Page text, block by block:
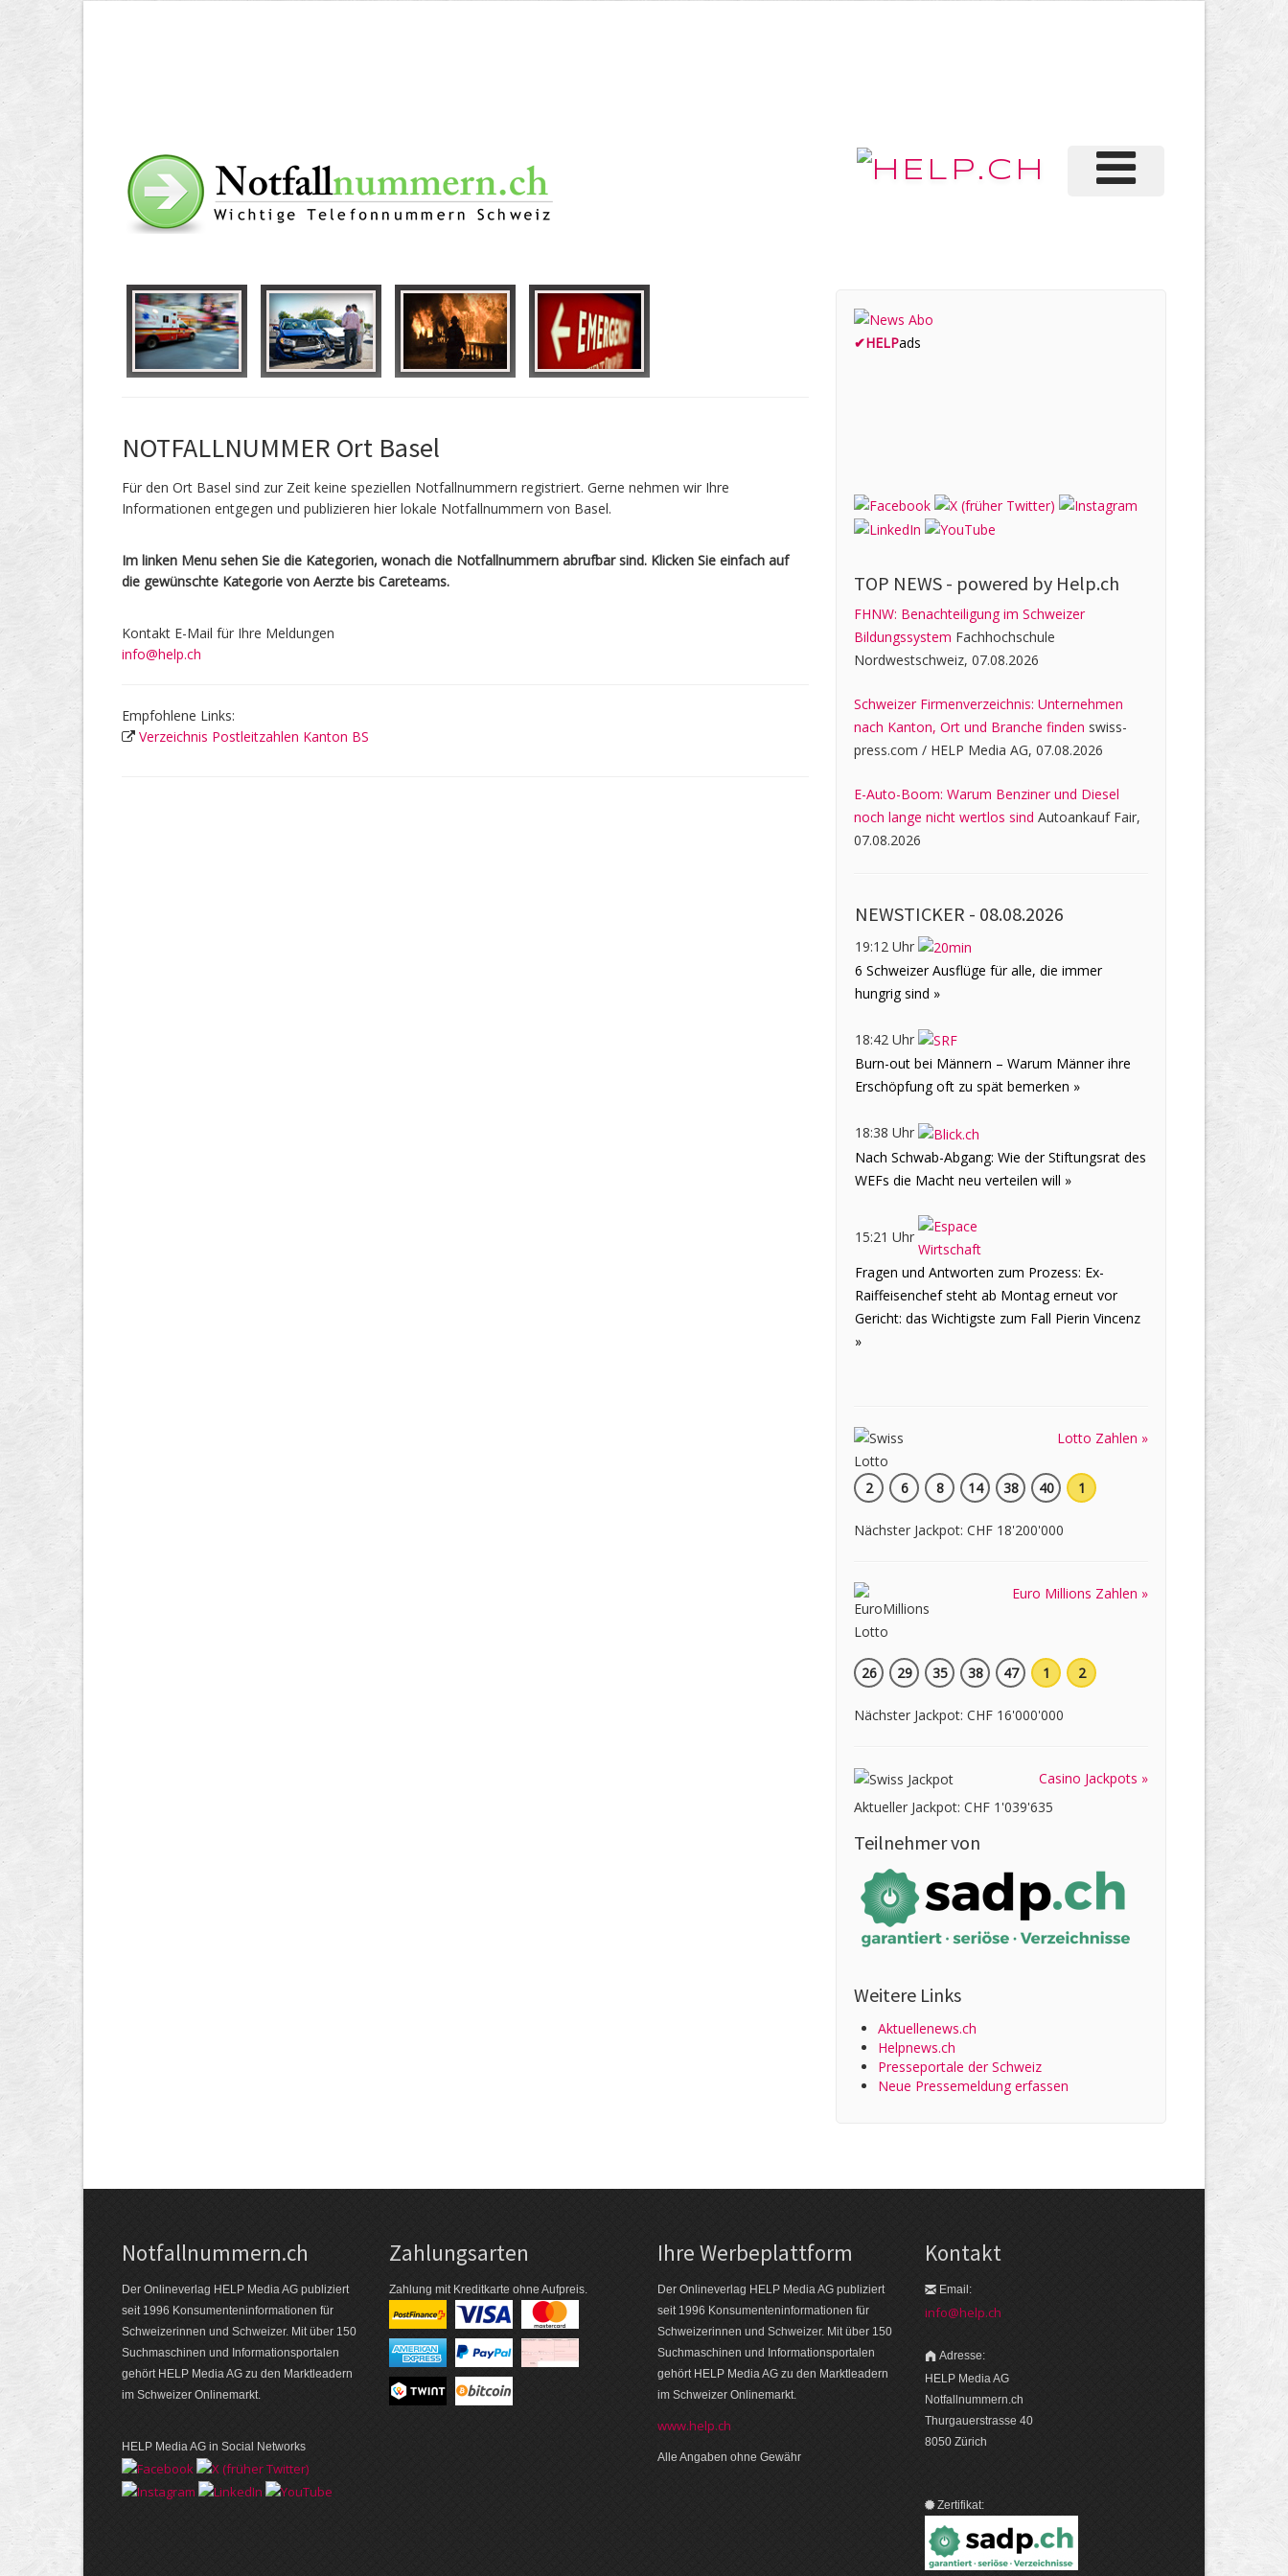
NOTFALLNUMMER Ort Basel
Für den Ort Basel sind zur Zeit keine speziellen Notfallnummern registriert. Gerne nehmen wir Ihre
Informationen entgegen und publizieren hier lokale Notfallnummern von Basel.
Im linken Menu sehen Sie die Kategorien, wonach die Notfallnummern abrufbar sind. Klicken Sie einfach auf
die gewünschte Kategorie von Aerzte bis Careteams.
Kontakt E-Mail für Ihre Meldungen
info@help.ch
Empfohlene Links:
Verzeichnis Postleitzahlen Kanton BS
✔HELPads
TOP NEWS - powered by Help.ch
FHNW: Benachteiligung im Schweizer
Bildungssystem Fachhochschule
Nordwestschweiz, 07.08.2026
Schweizer Firmenverzeichnis: Unternehmen
nach Kanton, Ort und Branche finden swiss-
press.com / HELP Media AG, 07.08.2026
E-Auto-Boom: Warum Benziner und Diesel
noch lange nicht wertlos sind Autoankauf Fair,
07.08.2026
NEWSTICKER - 08.08.2026
19:12 Uhr
6 Schweizer Ausflüge für alle, die immer
hungrig sind »
18:42 Uhr
Burn-out bei Männern – Warum Männer ihre
Erschöpfung oft zu spät bemerken »
18:38 Uhr
Nach Schwab-Abgang: Wie der Stiftungsrat des
WEFs die Macht neu verteilen will »
15:21 Uhr
Fragen und Antworten zum Prozess: Ex-
Raiffeisenchef steht ab Montag erneut vor
Gericht: das Wichtigste zum Fall Pierin Vincenz
»
Lotto Zahlen »
2 6 8 14 38 40 1
Nächster Jackpot: CHF 18'200'000
Euro Millions Zahlen »
26 29 35 38 47 1 2
Nächster Jackpot: CHF 16'000'000
Casino Jackpots »
Aktueller Jackpot: CHF 1'039'635
Teilnehmer von
Weitere Links
Aktuellenews.ch
Helpnews.ch
Presseportale der Schweiz
Neue Pressemeldung erfassen
Notfallnummern.ch
Der Onlineverlag HELP Media AG publiziert
seit 1996 Konsumenten­informationen für
Schweizerinnen und Schweizer. Mit über 150
Suchmaschinen und Informations­portalen
gehört HELP Media AG zu den Marktleadern
im Schweizer Onlinemarkt.
HELP Media AG in Social Networks
Zahlungsarten
Zahlung mit Kreditkarte ohne Aufpreis.
Ihre Werbeplattform
Der Onlineverlag HELP Media AG publiziert
seit 1996 Konsumenten­informationen für
Schweizerinnen und Schweizer. Mit über 150
Suchmaschinen und Informations­portalen
gehört HELP Media AG zu den Markt­leadern
im Schweizer Onlinemarkt.
www.help.ch
Alle Angaben ohne Gewähr
Kontakt
Email:
info@help.ch
Adresse:
HELP Media AG
Notfallnummern.ch
Thurgauerstrasse 40
8050 Zürich
Zertifikat: